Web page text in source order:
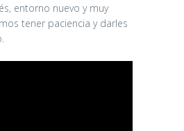
entorno nuevo y muy
tener paciencia y darles